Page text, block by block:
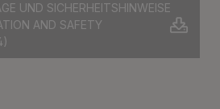
UND SICHERHEITSHINWEISE
AND SAFETY